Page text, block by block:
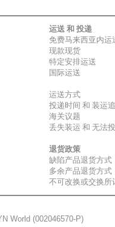
运送 和 投递
免费马来西亚内运
现款现货
特定安排运送
国际运送
运送方式
投递时间 和 装运
海关议题
丢失装运 和 无法
退货政策
缺陷产品退货方式
多余产品退货方式
不可改换或交换所
World (002046570-P)